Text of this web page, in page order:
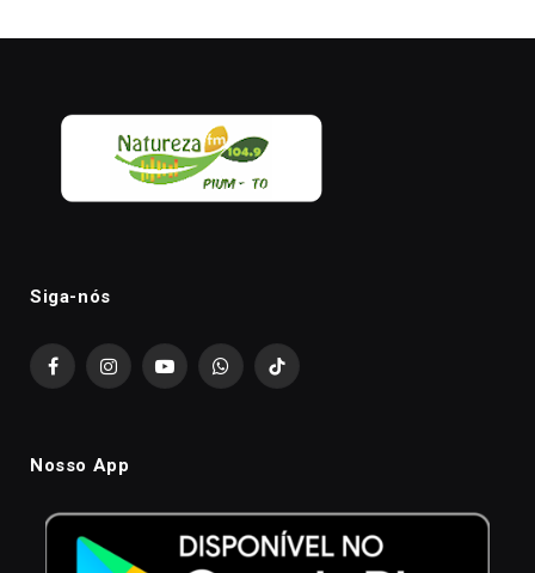
Siga-nós
FacebookInstagramYouTubeWhatsAppTikTok
Nosso App